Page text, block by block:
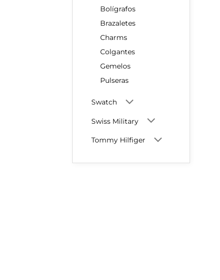
Bolígrafos
Brazaletes
Charms
Colgantes
Gemelos
Pulseras
Swatch
Swiss Military
Tommy Hilfiger